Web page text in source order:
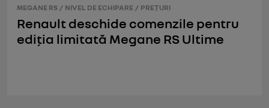
MEGANE RS / NIVEL DE ECHIPARE / PREŢURI
Renault deschide comenzile pentru
ediția limitată Megane RS Ultime